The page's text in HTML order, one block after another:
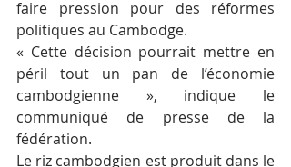
faire pression pour des réformes
politiques au Cambodge.
« Cette décision pourrait mettre en
péril tout un pan de l’économie
cambodgienne », indique le
communiqué de presse de la
fédération.
Le riz cambodgien est produit dans le